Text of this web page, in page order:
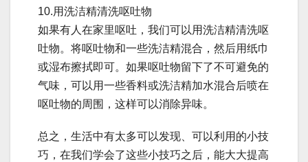
10.用洗洁精清洗呕吐物
如果有人在家里呕吐，我们可以用洗洁精清洗呕
吐物。将呕吐物和一些洗洁精混合，然后用纸巾
或湿布擦拭即可。如果呕吐物留下了不可避免的
气味，可以用一些香料或洗洁精加水混合后喷在
呕吐物的周围，这样可以消除异味。
总之，生活中有太多可以发现、可以利用的小技
巧，在我们学会了这些小技巧之后，能大大提高